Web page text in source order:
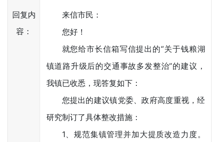
回复内
容：
来信市民：
您好！
就您给市长信箱写信提出的“关于钱粮湖
镇道路升级后的交通事故多发整治”的建议，
我镇已收悉，现答复如下：
您提出的建议镇党委、政府高度重视，经
研究制订了具体整改措施：
1、规范集镇管理并加大提质改造力度。